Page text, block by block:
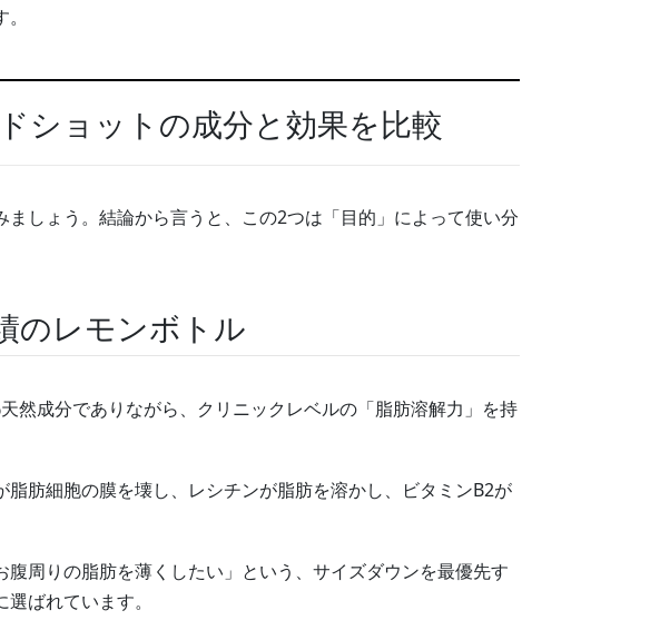
ショットの成分と効果を比較
ましょう。結論から言うと、この2つは「目的」によって使い分
のレモンボトル
然成分でありながら、クリニックレベルの「脂肪溶解力」を持
肪細胞の膜を壊し、レシチンが脂肪を溶かし、ビタミンB2が
腹周りの脂肪を薄くしたい」という、サイズダウンを最優先す
ばれています。